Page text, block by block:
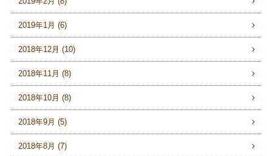
2019年1月 (6)
2018年12月 (10)
2018年11月 (8)
2018年10月 (8)
2018年9月 (5)
2018年8月 (7)